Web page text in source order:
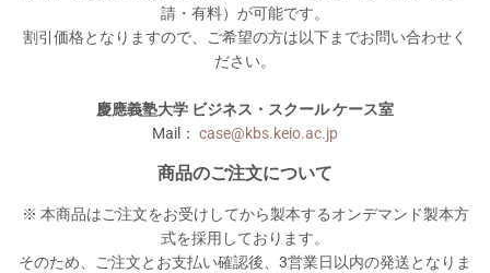
請・有料）が可能です。
割引価格となりますので、ご希望の方は以下までお問い合わせく
ださい。
慶應義塾大学 ビジネス・スクール ケース室
Mail： case@kbs.keio.ac.jp
商品のご注文について
※ 本商品はご注文をお受けしてから製本するオンデマンド製本方
式を採用しております。
そのため、ご注文とお支払い確認後、3営業日以内の発送となりま